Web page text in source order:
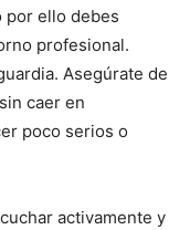
por ello debes
profesional.
Asegúrate de
caer en
poco serios o
activamente y